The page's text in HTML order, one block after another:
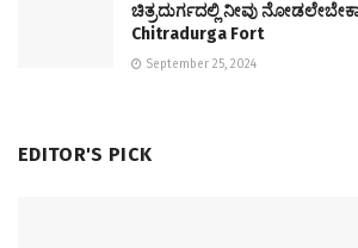
ಚಿತ್ರದುರ್ಗದಲ್ಲಿ ನೀವು
Chitradurga Fort
September 25, 2024
EDITOR'S PICK